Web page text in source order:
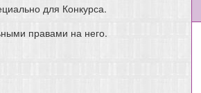
для Конкурса.
правами на него.